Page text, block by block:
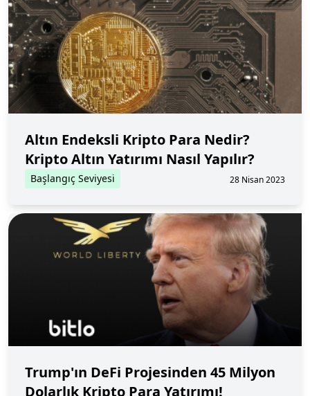
Altın Endeksli Kripto Para Nedir?
Kripto Altın Yatırımı Nasıl Yapılır?
Başlangıç Seviyesi 28 Nisan 2023
Trump'ın DeFi Projesinden 45 Milyon
Dolarlık Kripto Para Yatırımı!